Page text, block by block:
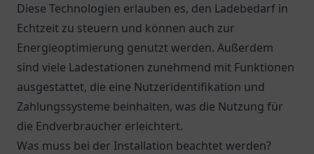
Diese Technologien erlauben es, den Ladebedarf in
Echtzeit zu steuern und können auch zur
Energieoptimierung genutzt werden. Außerdem
sind viele Ladestationen zunehmend mit Funktionen
ausgestattet, die eine Nutzeridentifikation und
Zahlungssysteme beinhalten, was die Nutzung für
die Endverbraucher erleichtert.
Was muss bei der Installation beachtet werden?